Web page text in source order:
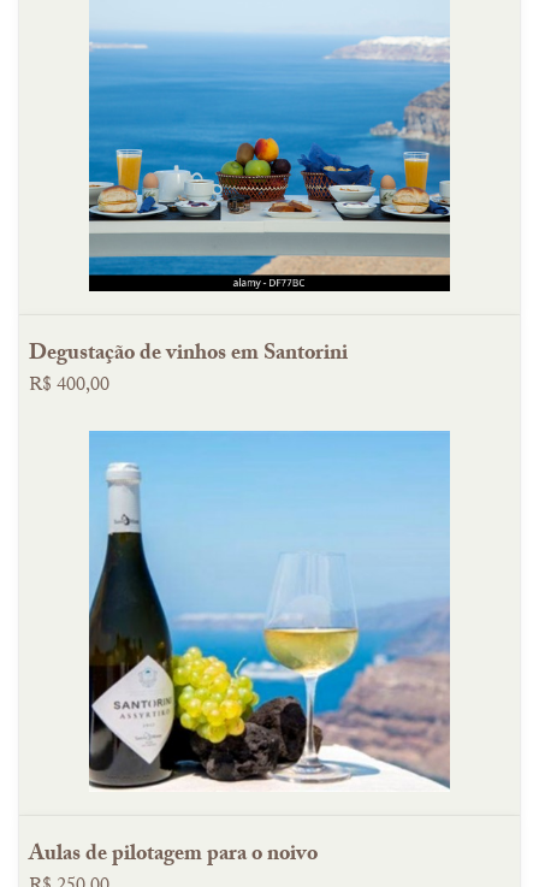
Degustação de vinhos em Santorini
R$ 400,00
Aulas de pilotagem para o noivo